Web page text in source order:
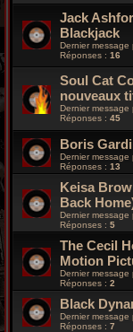
Jack
Blackjack
Dernier message
Réponses : 16
Soul Cat
nouveaux
Dernier message
Réponses : 45
Boris
Dernier message
Réponses : 13
Keisa
Back
Dernier message
Réponses : 5
The Cecil
Motion
Dernier message
Réponses : 2
Black
Dernier message
Réponses : 7